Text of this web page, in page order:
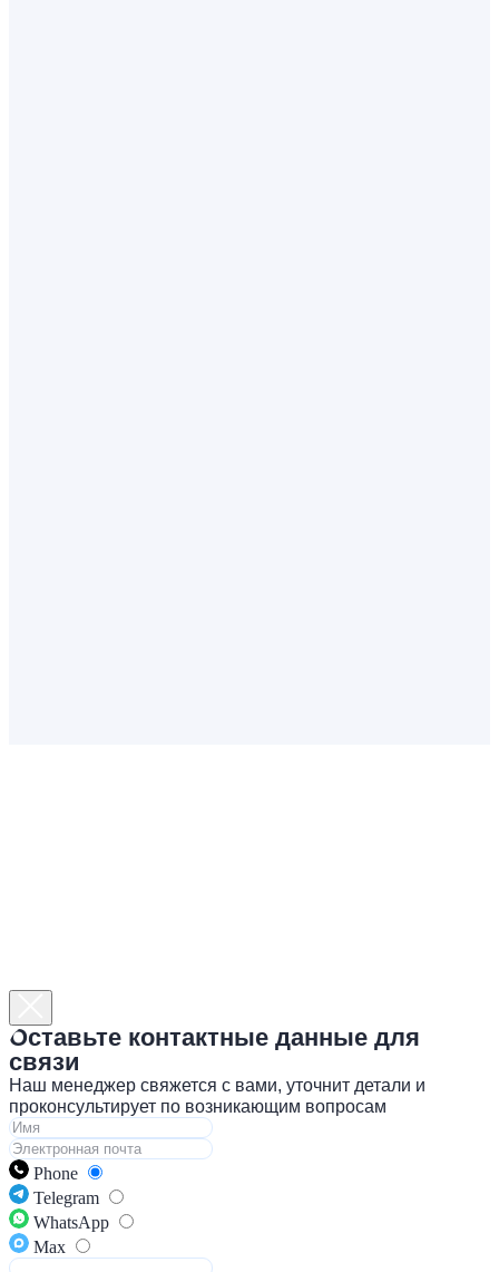
Оставьте контактные данные для
связи
Наш менеджер свяжется с вами, уточнит детали и
проконсультирует по возникающим вопросам
Phone
Telegram
WhatsApp
Max